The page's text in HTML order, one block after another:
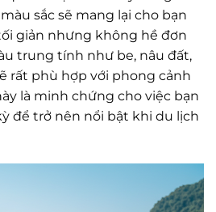
sắc sẽ mang lại cho bạn
giản nhưng không hề đơn
trung tính như be, nâu đất,
rất phù hợp với phong cảnh
là minh chứng cho việc bạn
để trở nên nổi bật khi du lịch